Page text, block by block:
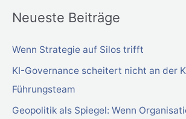
h
e
Neueste Beiträge
Wenn Strategie auf Silos trifft
KI-Governance scheitert nicht an der
Führungsteam
Geopolitik als Spiegel: Wenn